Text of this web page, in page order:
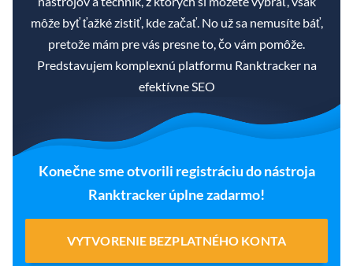
môže byť ťažké zistiť, kde začať. No už sa nemusíte báť,
pretože mám pre vás presne to, čo vám pomôže.
Predstavujem komplexnú platformu Ranktracker na
efektívne SEO
Konečne sme otvorili registráciu do nástroja
Ranktracker úplne zadarmo!
VYTVORENIE BEZPLATNÉHO KONTA